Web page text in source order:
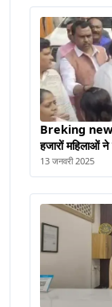
Breking news
हजारों महिलाओं
13 जनवरी 2025